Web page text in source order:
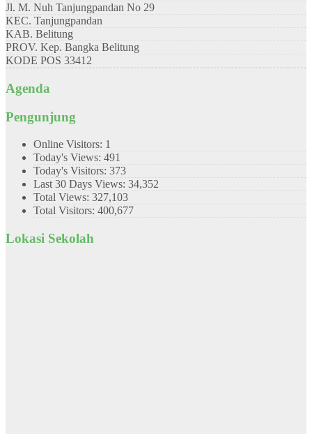
Jl. M. Nuh Tanjungpandan No 29
KEC. Tanjungpandan
KAB. Belitung
PROV. Kep. Bangka Belitung
KODE POS 33412
Agenda
Pengunjung
Online Visitors: 1
Today's Views: 491
Today's Visitors: 373
Last 30 Days Views: 34,352
Total Views: 327,103
Total Visitors: 400,677
Lokasi Sekolah